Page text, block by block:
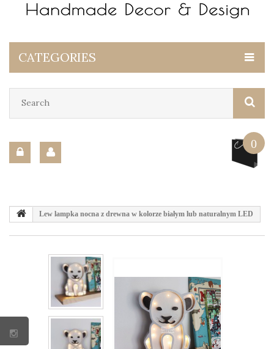
CATEGORIES
0
Lew lampka nocna z drewna w kolorze białym lub naturalnym LED